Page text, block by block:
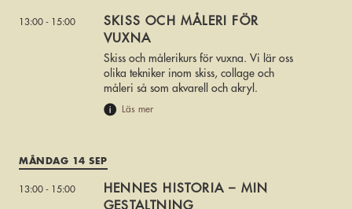
13:00 - 15:00
SKISS OCH MÅLERI FÖR
VUXNA
Skiss och målerikurs för vuxna. Vi lär oss
olika tekniker inom skiss, collage och
måleri så som akvarell och akryl.
Läs mer
MÅNDAG 14 SEP
13:00 - 15:00
HENNES HISTORIA – MIN
GESTALTNING